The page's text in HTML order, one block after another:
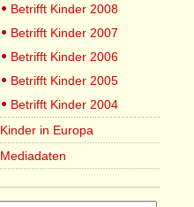
Betrifft Kinder 2008
Betrifft Kinder 2007
Betrifft Kinder 2006
Betrifft Kinder 2005
Betrifft Kinder 2004
Kinder in Europa
Mediadaten